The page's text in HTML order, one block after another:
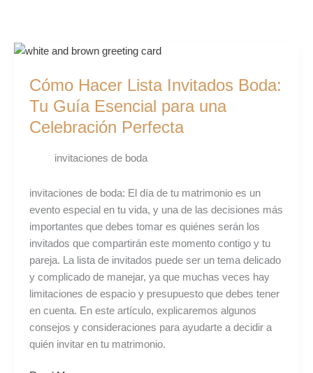
Cómo Hacer Lista Invitados Boda:
Tu Guía Esencial para una
Celebración Perfecta
invitaciones de boda
invitaciones de boda: El día de tu matrimonio es un
evento especial en tu vida, y una de las decisiones más
importantes que debes tomar es quiénes serán los
invitados que compartirán este momento contigo y tu
pareja. La lista de invitados puede ser un tema delicado
y complicado de manejar, ya que muchas veces hay
limitaciones de espacio y presupuesto que debes tener
en cuenta. En este artículo, explicaremos algunos
consejos y consideraciones para ayudarte a decidir a
quién invitar en tu matrimonio.
Cómo
Lista
Invitados
Tu
una
Celebración
Perfecta